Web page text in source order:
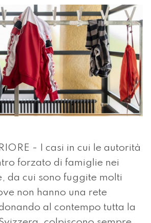
- I casi in cui le autorità
forzato di famiglie nei
da cui sono fuggite molti
non hanno una rete
al contempo tutta la